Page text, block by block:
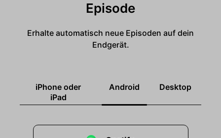
Episode
Erhalte automatisch neue Episoden auf dein
Endgerät.
iPhone oder
iPad
Android Desktop